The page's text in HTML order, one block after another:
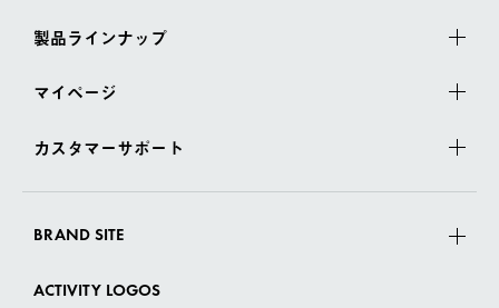
製品ラインナップ
マイページ
カスタマーサポート
BRAND SITE
ACTIVITY LOGOS